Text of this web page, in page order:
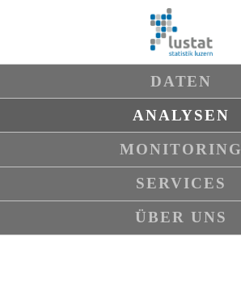
DATEN
ANALYSEN
MONITORING
SERVICES
ÜBER UNS